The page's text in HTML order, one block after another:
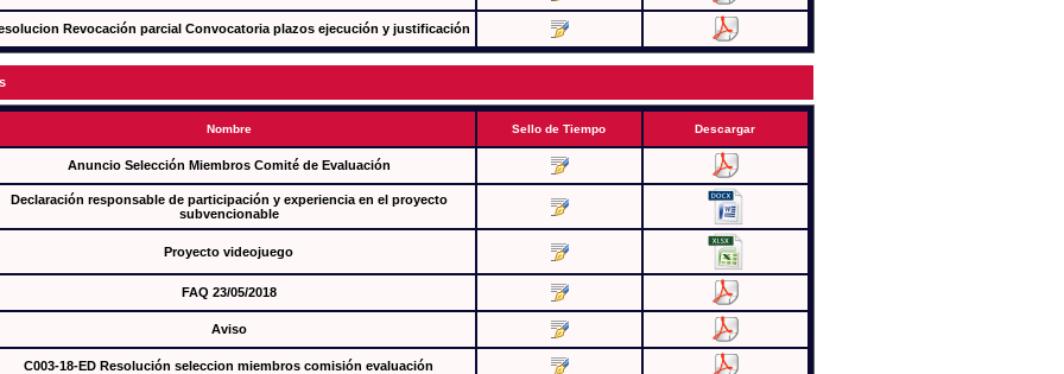
Revocación parcial Convocatoria plazos ejecución y justificación
Nombre Sello de Tiempo Descargar
Anuncio Selección Miembros Comité de Evaluación
Declaración responsable de participación y experiencia en el proyecto
subvencionable
Proyecto videojuego
FAQ 23/05/2018
Aviso
C003-18-ED Resolución seleccion miembros comisión evaluación